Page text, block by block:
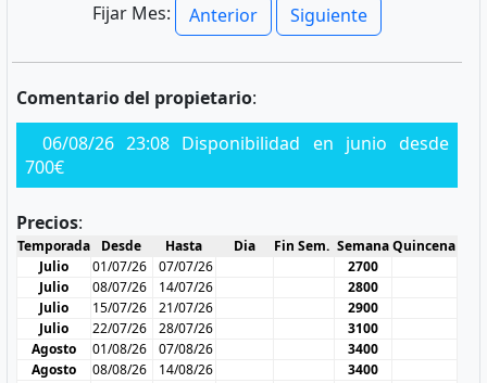
Fijar Mes: Anterior Siguiente
Comentario del propietario:
06/08/26 23:08 Disponibilidad en junio desde
700€
Precios:
Temporada Desde Hasta Dia Fin Sem. Semana Quincena
Julio
01/07/26 07/07/26
2700
Julio
08/07/26 14/07/26
2800
Julio
15/07/26 21/07/26
2900
Julio
22/07/26 28/07/26
3100
Agosto
01/08/26 07/08/26
3400
Agosto
08/08/26 14/08/26
3400